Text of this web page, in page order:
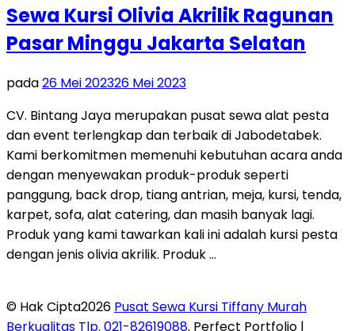
Sewa Kursi Olivia Akrilik Ragunan
Pasar Minggu Jakarta Selatan
pada26 Mei 202326 Mei 2023
CV. Bintang Jaya merupakan pusat sewa alat pesta
dan event terlengkap dan terbaik di Jabodetabek.
Kami berkomitmen memenuhi kebutuhan acara anda
dengan menyewakan produk-produk seperti
panggung, back drop, tiang antrian, meja, kursi, tenda,
karpet, sofa, alat catering, dan masih banyak lagi.
Produk yang kami tawarkan kali ini adalah kursi pesta
dengan jenis olivia akrilik. Produk …
© Hak Cipta2026 Pusat Sewa Kursi Tiffany Murah
Berkualitas Tlp. 021-82619088. Perfect Portfolio |